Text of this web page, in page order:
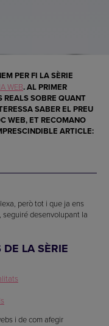
PER FI LA SÈRIE
WEB. AL PRIMER
REALS SOBRE QUANT
SABER EL PREU
WEB, ET RECOMANO
ARTICLE:
però tot i que ja ens
desenvolupant la
LA SÈRIE
i de com afegir